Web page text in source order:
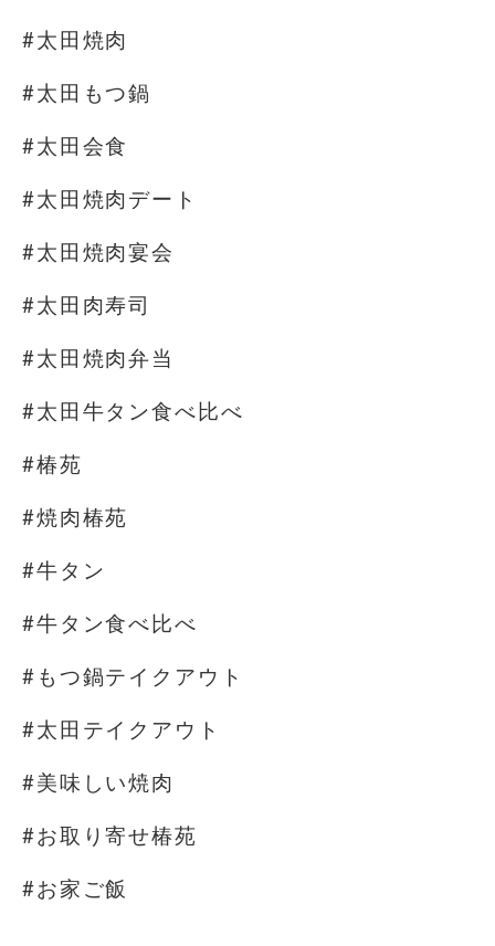
#太田焼肉
#太田もつ鍋
#太田会食
#太田焼肉デート
#太田焼肉宴会
#太田肉寿司
#太田焼肉弁当
#太田牛タン食べ比べ
#椿苑
#焼肉椿苑
#牛タン
#牛タン食べ比べ
#もつ鍋テイクアウト
#太田テイクアウト
#美味しい焼肉
#お取り寄せ椿苑
#お家ご飯